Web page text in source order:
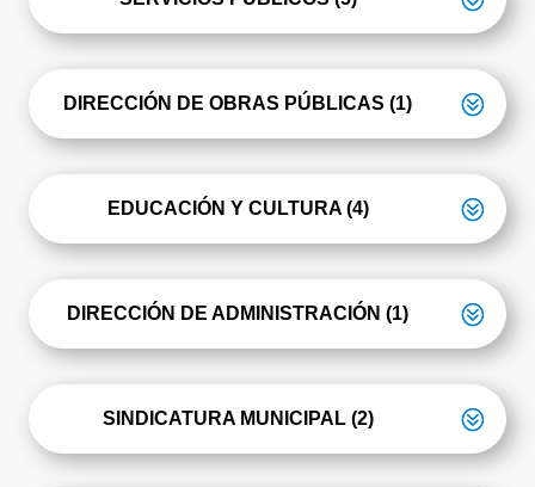
DIRECCIÓN DE OBRAS PÚBLICAS (1)
EDUCACIÓN Y CULTURA (4)
DIRECCIÓN DE ADMINISTRACIÓN (1)
SINDICATURA MUNICIPAL (2)